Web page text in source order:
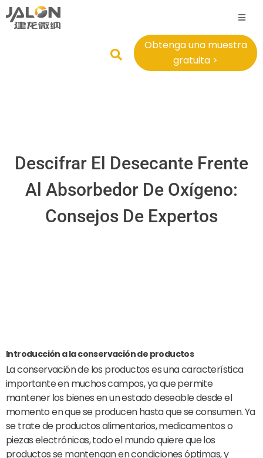
Obtenga una muestra
gratuita >
Descifrar El Desecante Frente
Al Absorbedor De Oxígeno:
Consejos De Expertos
Introducción a la conservación de productos
La conservación de los productos es una característica
importante en muchos campos, ya que permite
mantener los bienes en un estado deseable desde el
momento en que se producen hasta que se consumen. Ya
se trate de productos alimentarios, medicamentos o
piezas electrónicas, todo el mundo quiere que los
productos se mantengan en condiciones óptimas, y